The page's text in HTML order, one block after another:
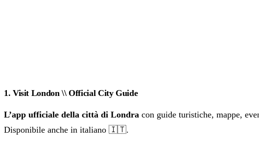
1. Visit London \\ Official City Guide
L’app ufficiale della città di Londra con guide turistiche, mappe,
Disponibile anche in italiano 🇮🇹.